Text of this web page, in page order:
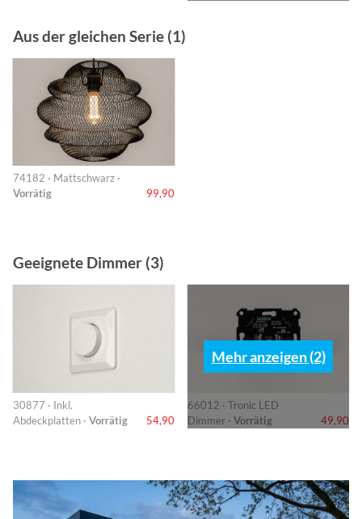
Aus der gleichen Serie (1)
74182 · Mattschwarz ·
Vorrätig
99,90
Geeignete Dimmer (3)
30877 · Inkl.
Abdeckplatten · Vorrätig 54,90
66012 · Tronic LED
Dimmer · Vorrätig 49,90
Mehr anzeigen (2)